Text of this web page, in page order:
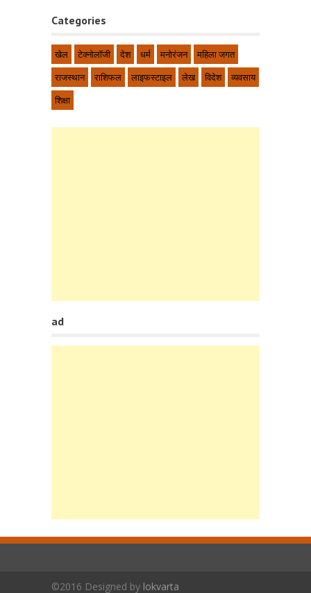
Categories
खेल टेक्नोलॉजी देश धर्म मनोरंजन
महिला जगत
राजस्थान
राशिफल लाइफस्टाइल लेख विदेश
व्यवसाय
शिक्षा
ad
©2016 Designed by lokvarta